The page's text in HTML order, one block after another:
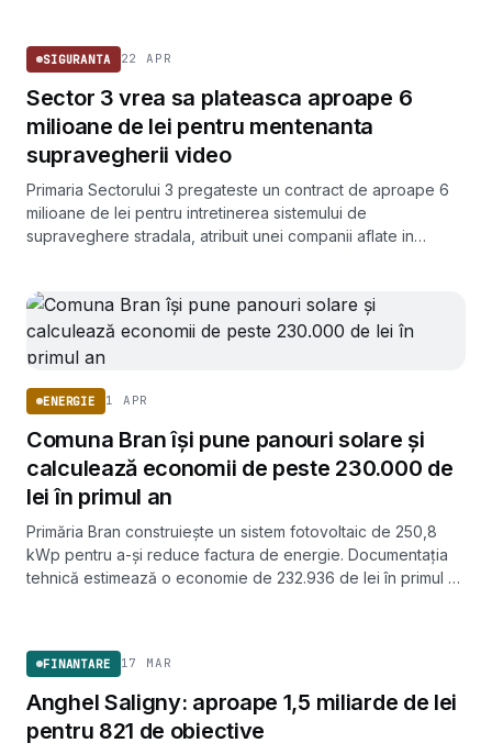
SIGURANTA 22 APR
Sector 3 vrea sa plateasca aproape 6
milioane de lei pentru mentenanta
supravegherii video
Primaria Sectorului 3 pregateste un contract de aproape 6
milioane de lei pentru intretinerea sistemului de
supraveghere stradala, atribuit unei companii aflate in
ENERGIE 1 APR
Comuna Bran își pune panouri solare și
calculează economii de peste 230.000 de
lei în primul an
Primăria Bran construiește un sistem fotovoltaic de 250,8
kWp pentru a-și reduce factura de energie. Documentația
tehnică estimează o economie de 232.936 de lei în primul an
FINANTARE 17 MAR
Anghel Saligny: aproape 1,5 miliarde de lei
pentru 821 de obiective